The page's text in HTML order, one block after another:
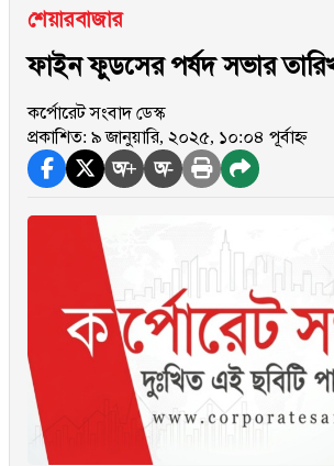
শেয়ারবাজার
ফাইন ফুডসের পর্ষদ সভার
কর্পোরেট সংবাদ ডেস্ক
প্রকাশিত: ৯ জানুয়ারি, ২০২৫, ১০:০৪ পূর্বাহ্ন
অ+ অ-